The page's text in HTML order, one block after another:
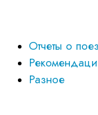
Отчеты о
Разное